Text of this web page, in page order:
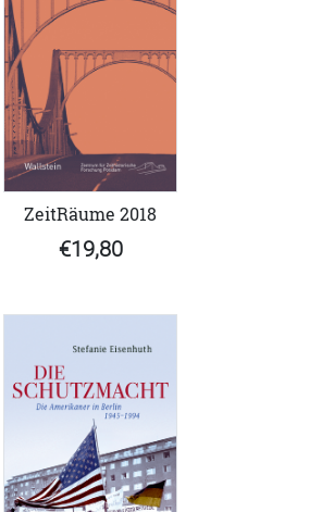
ZeitRäume 2018
€19,80